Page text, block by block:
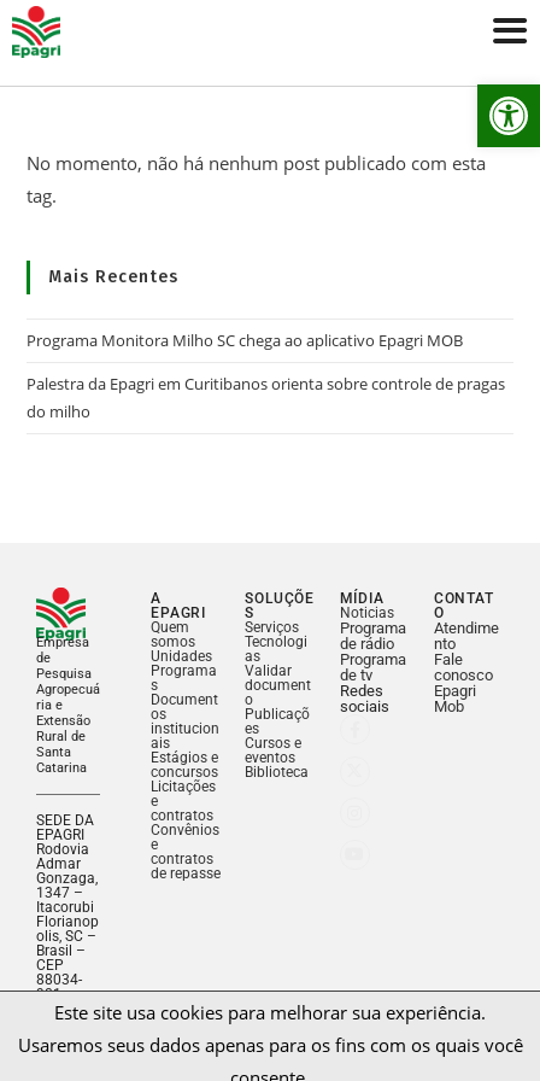
No momento, não há nenhum post publicado com esta
tag.
Mais Recentes
Programa Monitora Milho SC chega ao aplicativo Epagri MOB
Palestra da Epagri em Curitibanos orienta sobre controle de pragas
do milho
Empresa
de
Pesquisa
Agropecuá
ria e
Extensão
Rural de
Santa
Catarina
SEDE DA
EPAGRI
Rodovia
Admar
Gonzaga,
1347 –
Itacorubi
Florianop
olis, SC –
Brasil –
CEP
88034-
901
Fone: (48)
3665-
CNPJ:
A
EPAGRI
Quem
somos
Unidades
Programa
s
Document
os
institucion
ais
Estágios e
concursos
Licitações
e
contratos
Convênios
e
contratos
de repasse
SOLUÇÕE
S
Serviços
Tecnologi
as
Validar
document
o
Publicaçõ
es
Cursos e
eventos
Biblioteca
MÍDIA
Noticias
Programa
de rádio
Programa
de tv
Redes
sociais
CONTAT
O
Atendime
nto
Fale
conosco
Epagri
Mob
Este site usa cookies para melhorar sua experiência.
Usaremos seus dados apenas para os fins com os quais você
consente.